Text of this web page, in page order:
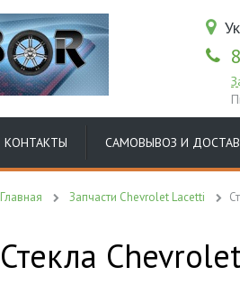
КОНТАКТЫ САМОВЫВОЗ И
Главная Запчасти Chevrolet Lacetti
Стекла